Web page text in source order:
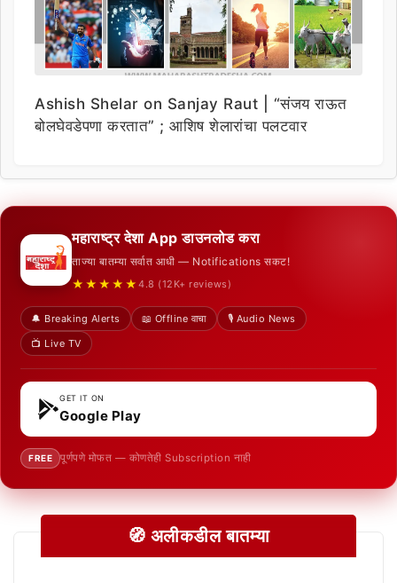
Ashish Shelar on Sanjay Raut | “संजय राऊत
बोलघेवडेपणा करतात” ; आशिष शेलारांचा पलटवार
महाराष्ट्र देशा App डाउनलोड करा
ताज्या बातम्या सर्वात आधी — Notifications सकट!
★★★★★ 4.8 (12K+ reviews)
🔔 Breaking Alerts 📖 Offline वाचा
🎙️ Audio News
📺 Live TV
GET IT ON
Google Play
FREE पूर्णपणे मोफत — कोणतेही Subscription नाही
🧭 अलीकडील बातम्या